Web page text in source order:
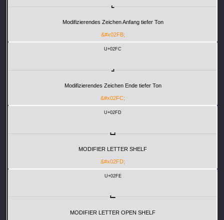
Modifizierendes Zeichen Anfang tiefer Ton
&#x02FB;
U+02FC
Modifizierendes Zeichen Ende tiefer Ton
&#x02FC;
U+02FD
MODIFIER LETTER SHELF
&#x02FD;
U+02FE
MODIFIER LETTER OPEN SHELF